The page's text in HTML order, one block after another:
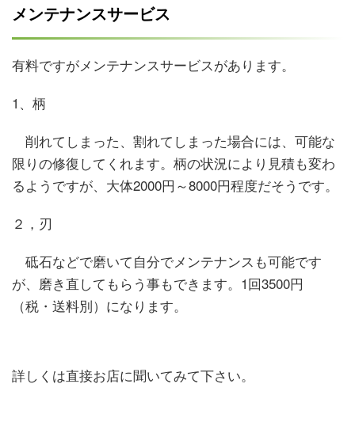
メンテナンスサービス
有料ですがメンテナンスサービスがあります。
1、柄
削れてしまった、割れてしまった場合には、可能な
限りの修復してくれます。柄の状況により見積も変わ
るようですが、大体2000円～8000円程度だそうです。
２，刃
砥石などで磨いて自分でメンテナンスも可能です
が、磨き直してもらう事もできます。1回3500円
（税・送料別）になります。
詳しくは直接お店に聞いてみて下さい。